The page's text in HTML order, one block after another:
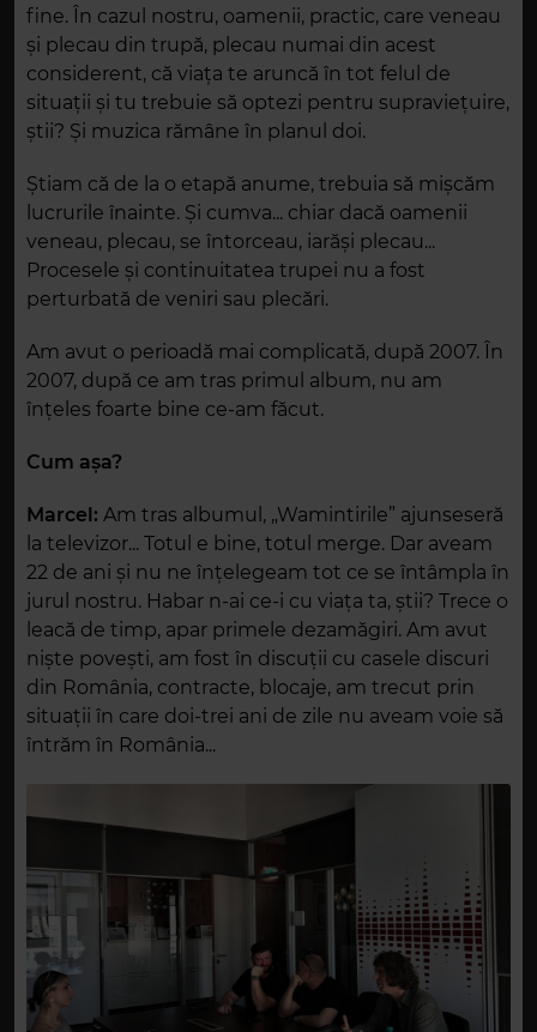
fine. În cazul nostru, oamenii, practic, care veneau
și plecau din trupă, plecau numai din acest
considerent, că viața te aruncă în tot felul de
situații și tu trebuie să optezi pentru supraviețuire,
știi? Și muzica rămâne în planul doi.
Știam că de la o etapă anume, trebuia să mișcăm
lucrurile înainte. Și cumva... chiar dacă oamenii
veneau, plecau, se întorceau, iarăși plecau...
Procesele și continuitatea trupei nu a fost
perturbată de veniri sau plecări.
Am avut o perioadă mai complicată, după 2007. În
2007, după ce am tras primul album, nu am
înțeles foarte bine ce-am făcut.
Cum așa?
Marcel: Am tras albumul, „Wamintirile” ajunseseră
la televizor... Totul e bine, totul merge. Dar aveam
22 de ani și nu ne înțelegeam tot ce se întâmpla în
jurul nostru. Habar n-ai ce-i cu viața ta, știi? Trece o
leacă de timp, apar primele dezamăgiri. Am avut
niște povești, am fost în discuții cu casele discuri
din România, contracte, blocaje, am trecut prin
situații în care doi-trei ani de zile nu aveam voie să
întrăm în România...